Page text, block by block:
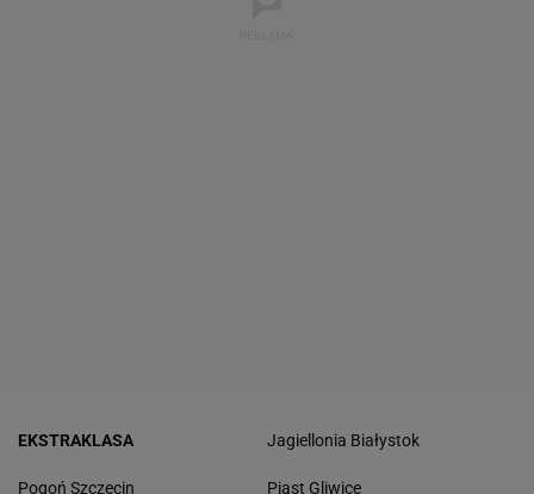
EKSTRAKLASA
Pogoń Szczecin
Jagiellonia Białystok
Piast Gliwice